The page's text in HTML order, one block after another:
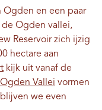
Ogden en een paar
Ogden vallei,
Reservoir zich ijzig
hectare aan
kijk uit vanaf de
Ogden Vallei vormen
we even